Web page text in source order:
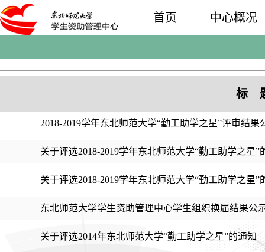
首页 中心概况
标
2018-2019学年东北师范大学“勤工助学之星”评审结果
关于评选2018-2019学年东北师范大学“勤工助学之星”
关于评选2018-2019学年东北师范大学“勤工助学之星”
东北师范大学学生资助管理中心学生组织换届结果公
关于评选2014年东北师范大学“勤工助学之星”的通知